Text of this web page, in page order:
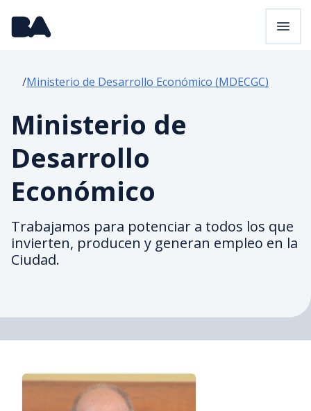
Ministerio de Desarrollo Económico (MDECGC)
Ministerio de
Desarrollo
Económico
Trabajamos para potenciar a todos los que
invierten, producen y generan empleo en la
Ciudad.